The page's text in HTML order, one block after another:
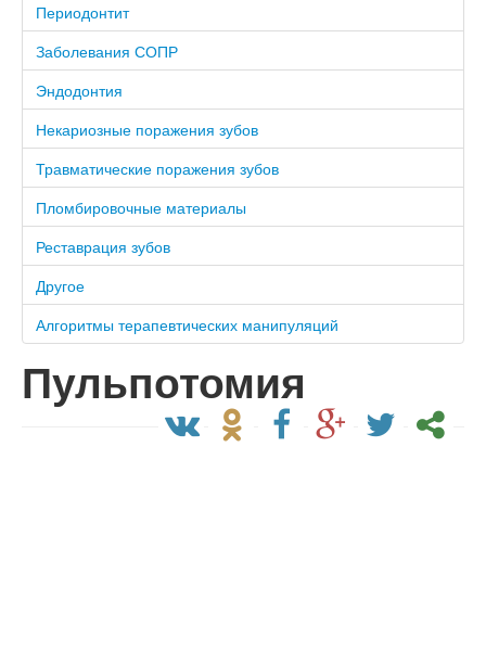
Периодонтит
Заболевания СОПР
Эндодонтия
Некариозные поражения зубов
Травматические поражения зубов
Пломбировочные материалы
Реставрация зубов
Другое
Алгоритмы терапевтических манипуляций
Пульпотомия